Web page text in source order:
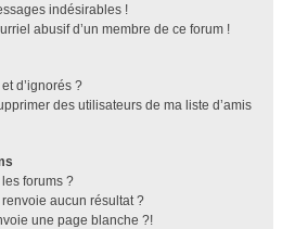
indésirables !
abusif d’un membre de ce forum !
d’ignorés ?
des utilisateurs de ma liste d’amis
forums ?
aucun résultat ?
une page blanche ?!